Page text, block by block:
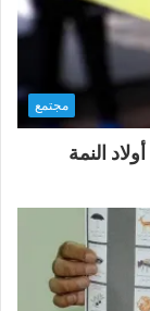
مجتمع
النمة